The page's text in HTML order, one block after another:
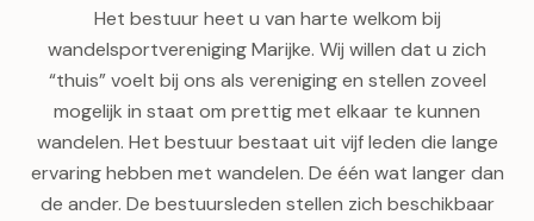
Het bestuur heet u van harte welkom bij
wandelsportvereniging Marijke. Wij willen dat u zich
“thuis” voelt bij ons als vereniging en stellen zoveel
mogelijk in staat om prettig met elkaar te kunnen
wandelen. Het bestuur bestaat uit vijf leden die lange
ervaring hebben met wandelen. De één wat langer dan
de ander. De bestuursleden stellen zich beschikbaar